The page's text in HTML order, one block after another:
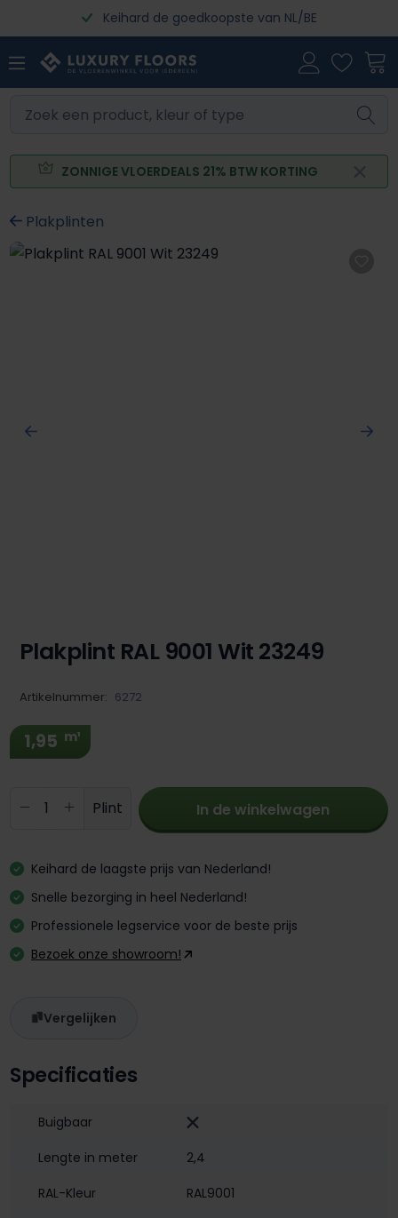
Ga naar de hoofdinhoudKeihard de goedkoopste van NL/BE
ZONNIGE VLOERDEALS 21% BTW KORTING
Plakplinten
Afbeeldingengalerij overslaan
Specificaties
Buigbaar
Lengte in meter
2,4
RAL-Kleur
RAL9001
Plakplint RAL 9001 Wit 23249
Artikelnummer: 6272
1,95 m¹
Producthoeveelheid: Voer de
Plint In de winkelwagen
Keihard de laagste prijs van Nederland!
Snelle bezorging in heel Nederland!
Professionele legservice voor de beste prijs
Bezoek onze showroom!
Vergelijken